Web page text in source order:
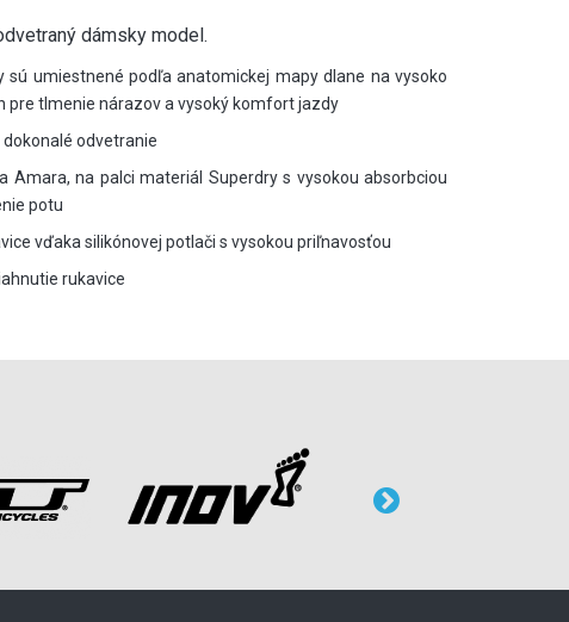
dámsky model.
sú umiestnené podľa anatomickej mapy dlane na vysoko
pre tlmenie nárazov a vysoký komfort jazdy
odvetranie
Amara, na palci materiál Superdry s vysokou absorbciou
potu
vďaka silikónovej potlači s vysokou priľnavosťou
rukavice